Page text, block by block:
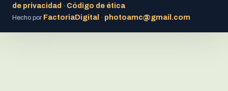
de privacidad · Código de ética
Hecho por FactoriaDigital · photoamc@gmail.com